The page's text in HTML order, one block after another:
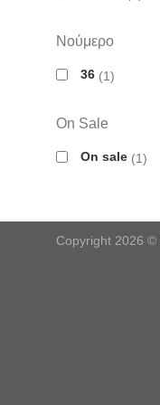
Νούμερο
36 1
On Sale
On sale 1
Copyright 2026 ©